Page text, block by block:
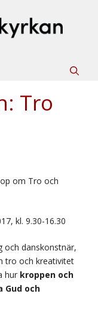
Tro
om Tro och
kl. 9.30-16.30
och danskonstnär,
tro och kreativitet
hur kroppen och
och